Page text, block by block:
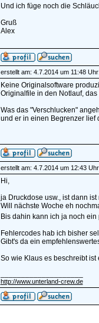
Und ich füge noch die
Gruß
Alex
erstellt am: 4.7.2014 um 11:48 Uhr:
Keine Originalsoftware
Originalfile in den Notlauf,
Was das "Verschlucken"
und er in einen Begrenzer lief
erstellt am: 4.7.2014 um 12:43
Hi,
ja Druckdose usw., ist dann
Will nächste Woche eh
Bis dahin kann ich ja noch
Fehlercodes hab ich bisher
Gibt's da ein
So wie Klaus es beschreibt
http://www.unterland-crew.de